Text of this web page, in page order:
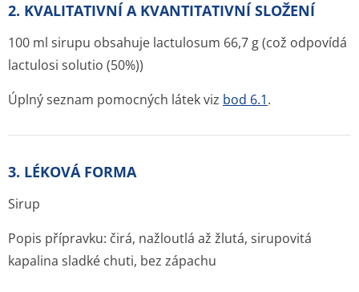
2. KVALITATIVNÍ A KVANTITATIVNÍ SLOŽENÍ
100 ml sirupu obsahuje lactulosum 66,7 g (což odpovídá
lactulosi solutio (50%))
Úplný seznam pomocných látek viz bod 6.1.
3. LÉKOVÁ FORMA
Sirup
Popis přípravku: čirá, nažloutlá až žlutá, sirupovitá
kapalina sladké chuti, bez zápachu